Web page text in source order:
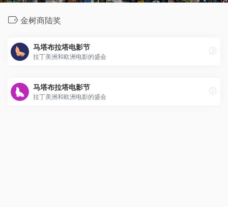
金树商陆奖
马塔布拉塔电影节
拉丁美洲和欧洲电影的盛会
马塔布拉塔电影节
拉丁美洲和欧洲电影的盛会